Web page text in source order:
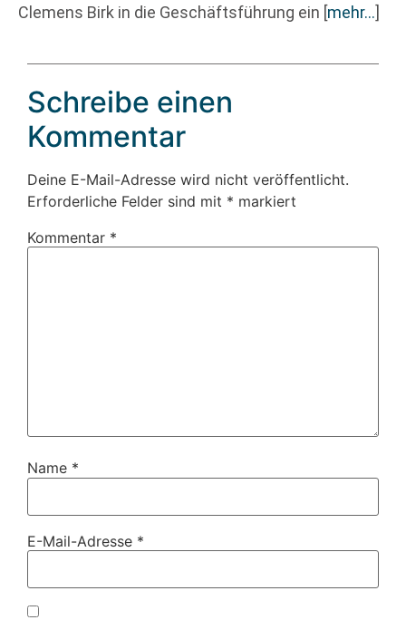
Clemens Birk in die Geschäftsführung ein [mehr…]
Schreibe einen
Kommentar
Deine E-Mail-Adresse wird nicht veröffentlicht.
Erforderliche Felder sind mit * markiert
Kommentar *
Name *
E-Mail-Adresse *